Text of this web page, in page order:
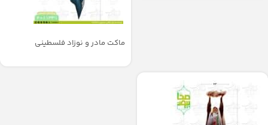
ماکت مادر و نوزاد فلسطینی